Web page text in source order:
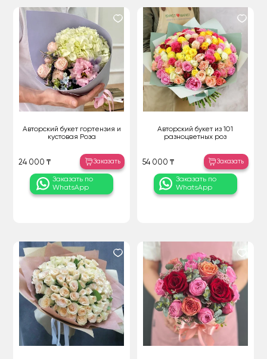
Авторский букет гортензия и
кустовая Роза
24 000 ₸ Заказать
Заказать по
WhatsApp
Авторский букет из 101
разноцветных роз
54 000 ₸ Заказать
Заказать по
WhatsApp